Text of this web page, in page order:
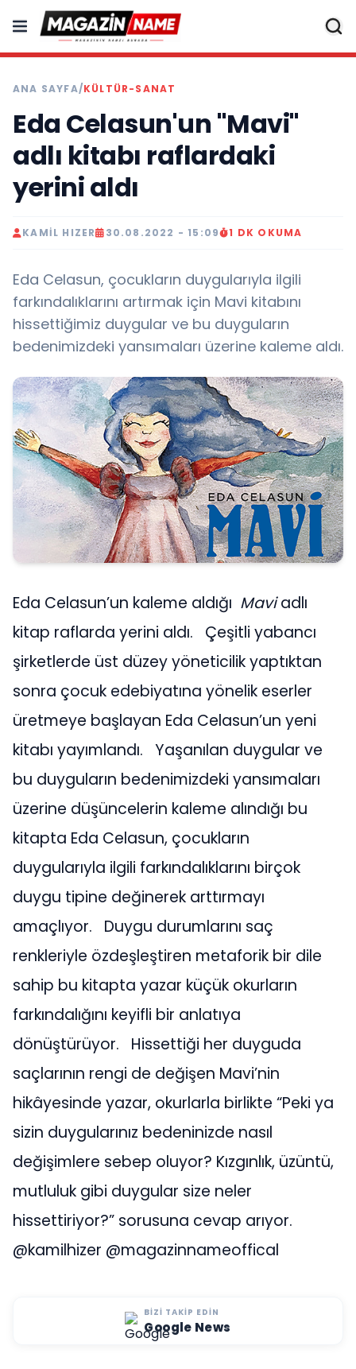
ANA SAYFA/KÜLTÜR-SANAT
Eda Celasun'un "Mavi"
adlı kitabı raflardaki
yerini aldı
KAMIL HIZER 30.08.2022 - 15:09 1 DK OKUMA
Eda Celasun, çocukların duygularıyla ilgili
farkındalıklarını artırmak için Mavi kitabını
hissettiğimiz duygular ve bu duyguların
bedenimizdeki yansımaları üzerine kaleme aldı.
Eda Celasun’un kaleme aldığı Maviadlı
kitap raflarda yerini aldı. Çeşitli yabancı
şirketlerde üst düzey yöneticilik yaptıktan
sonra çocuk edebiyatına yönelik eserler
üretmeye başlayan Eda Celasun’un yeni
kitabı yayımlandı. Yaşanılan duygular ve
bu duyguların bedenimizdeki yansımaları
üzerine düşüncelerin kaleme alındığı bu
kitapta Eda Celasun, çocukların
duygularıyla ilgili farkındalıklarını birçok
duygu tipine değinerek arttırmayı
amaçlıyor. Duygu durumlarını saç
renkleriyle özdeşleştiren metaforik bir dile
sahip bu kitapta yazar küçük okurların
farkındalığını keyifli bir anlatıya
dönüştürüyor. Hissettiği her duyguda
saçlarının rengi de değişen Mavi’nin
hikâyesinde yazar, okurlarla birlikte “Peki ya
sizin duygularınız bedeninizde nasıl
değişimlere sebep oluyor? Kızgınlık, üzüntü,
mutluluk gibi duygular size neler
hissettiriyor?” sorusuna cevap arıyor.
@kamilhizer @magazinnameoffical
BIZI TAKIP EDIN
Google News